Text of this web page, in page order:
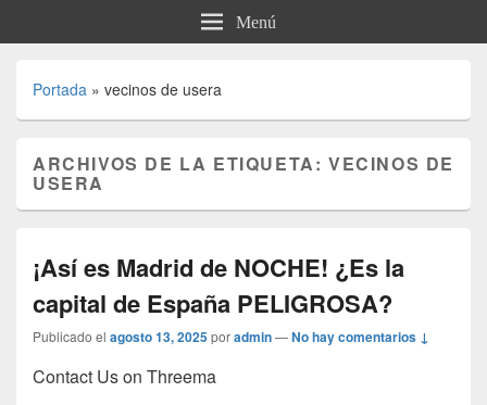
Menú
Portada » vecinos de usera
ARCHIVOS DE LA ETIQUETA:VECINOS DE
USERA
¡Así es Madrid de NOCHE! ¿Es la
capital de España PELIGROSA?
Publicado el agosto 13, 2025poradmin—No hay comentarios ↓
Contact Us on Threema